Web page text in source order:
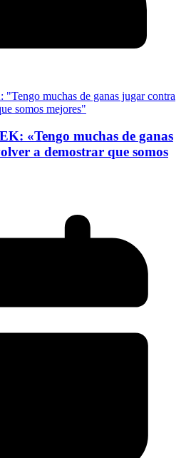
«Tengo muchas de ganas
a demostrar que somos